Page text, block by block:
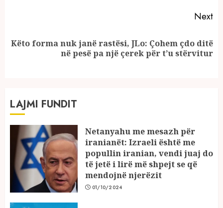
Next
Next
Këto forma nuk janë rastësi, JLo: Çohem çdo ditë
në pesë pa një çerek për t’u stërvitur
LAJMI FUNDIT
Netanyahu me mesazh për
iranianët: Izraeli është me
popullin iranian, vendi juaj do
të jetë i lirë më shpejt se që
mendojnë njerëzit
01/10/2024